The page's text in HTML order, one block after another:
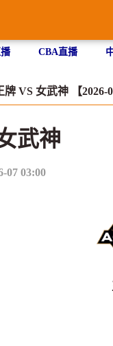
CBA直播
VS 女武神 【2026-
武神
07 03:00